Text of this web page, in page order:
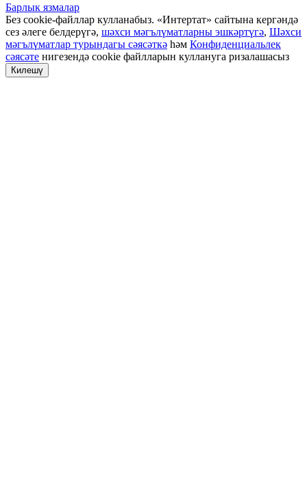
Барлык язмалар
Без cookie-файллар кулланабыз. «Интертат» сайтына кергәндә
сез әлеге белдерүгә, шәхси мәгълүматларны эшкәртүгә, Шәхси
мәгълүматлар турындагы сәясәткә һәм Конфиденциальлек
сәясәте нигезендә cookie файлларын куллануга ризалашасыз
Килешү